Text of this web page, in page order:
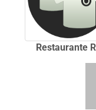
Restaurante